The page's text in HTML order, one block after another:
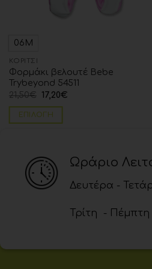
06Μ
ΚΟΡΊΤΣΙ
Φορμάκι βελουτέ Bebe
Trybeyond 54511
21,50€ 17,20€
ΕΠΙΛΟΓΉ
Ωράριο
Δευτέρα -
Τρίτη -